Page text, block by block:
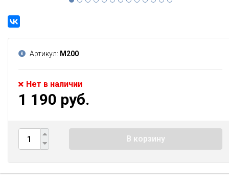
Артикул: М200
Нет в наличии
1 190 руб.
В корзину